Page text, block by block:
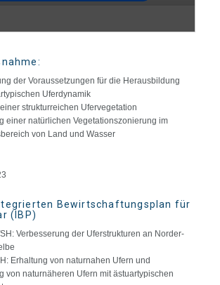
der Voraussetzungen für die Herausbildung
Uferdynamik
strukturreichen Ufervegetation
einer natürlichen Vegetationszonierung im
von Land und Wasser
Bewirtschaftungsplan für
(IBP)
Verbesserung der Uferstrukturen an Norder-
Erhaltung von naturnahen Ufern und
von naturnäheren Ufern mit ästuartypischen